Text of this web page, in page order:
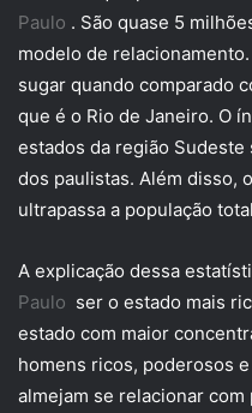
Paulo . São quase 5
modelo de
sugar quando comparado
que é o Rio de Janeiro. O
estados da região Sudeste
dos paulistas. Além disso,
ultrapassa a população
A explicação dessa
Paulo ser o estado mais
estado com maior
homens ricos, poderosos
almejam se relacionar